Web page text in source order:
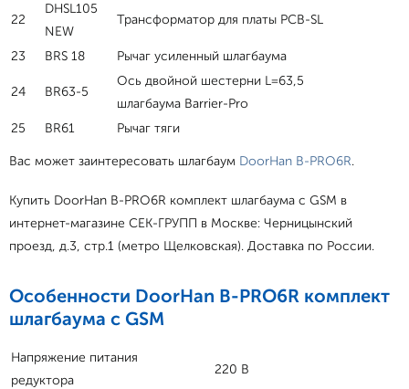
22
DHSL105
NEW
Трансформатор для платы PCB-SL
23 BRS 18 Рычаг усиленный шлагбаума
24 BR63-5
Ось двойной шестерни L=63,5
шлагбаума Barrier-Pro
25
BR61 Рычаг тяги
Вас может заинтересовать шлагбаум DoorHan B-PRO6R.
Купить DoorHan B-PRO6R комплект шлагбаума с GSM в
интернет-магазине СЕК-ГРУПП в Москве: Черницынский
проезд, д.3, стр.1 (метро Щелковская). Доставка по России.
Особенности DoorHan B-PRO6R комплект
шлагбаума с GSM
Напряжение питания
редуктора
220 В